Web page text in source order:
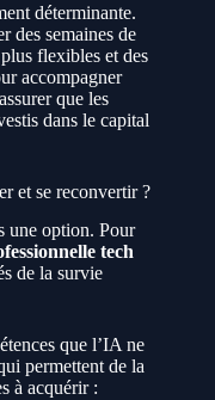
déterminante.
des semaines de
flexibles et des
accompagner
que les
dans le capital
et se reconvertir ?
une option. Pour
tech
de la survie
que l’IA ne
permettent de la
à acquérir :